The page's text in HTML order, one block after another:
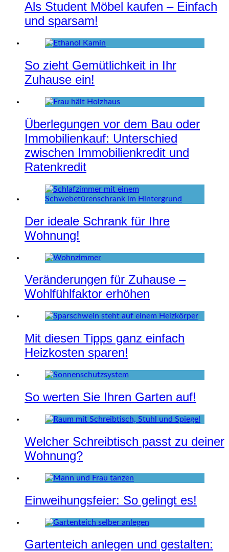
Als Student Möbel kaufen – Einfach
und sparsam!
So zieht Gemütlichkeit in Ihr
Zuhause ein!
Überlegungen vor dem Bau oder
Immobilienkauf: Unterschied
zwischen Immobilienkredit und
Ratenkredit
Der ideale Schrank für Ihre
Wohnung!
Veränderungen für Zuhause –
Wohlfühlfaktor erhöhen
Mit diesen Tipps ganz einfach
Heizkosten sparen!
So werten Sie Ihren Garten auf!
Welcher Schreibtisch passt zu deiner
Wohnung?
Einweihungsfeier: So gelingt es!
Gartenteich anlegen und gestalten: